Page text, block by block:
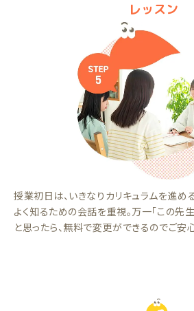
レッスン
授業初日は、いきなりカリキュラムを進め
よく知るための会話を重視。万一「この先
と思ったら、無料で変更ができるのでご安